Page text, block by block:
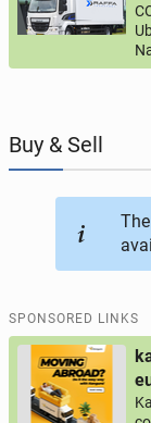
JOBSEEKERS
BUSINESS
AUTOMOTIVE
PERSONALS
Buy & Sell
SPONSORED LINKS